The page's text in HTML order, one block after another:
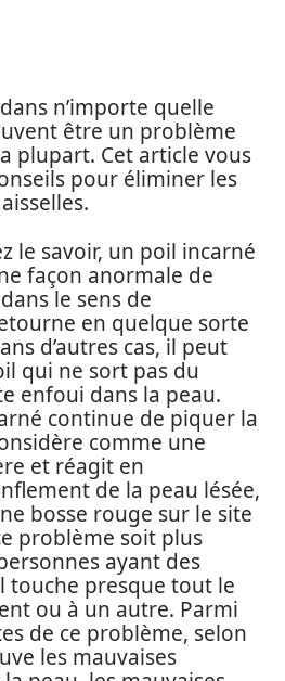
n’importe quelle
être un problème
plupart. Cet article vous
pour éliminer les
le savoir, un poil incarné
façon anormale de
le sens de
en quelque sorte
d’autres cas, il peut
qui ne sort pas du
enfoui dans la peau.
continue de piquer la
comme une
et réagit en
de la peau lésée,
bosse rouge sur le site
problème soit plus
ayant des
touche presque tout le
ou à un autre. Parmi
de ce problème, selon
les mauvaises